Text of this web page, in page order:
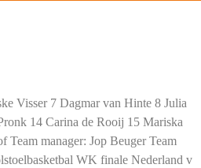
Visser 7 Dagmar van Hinte 8 Julia
14 Carina de Rooij 15 Mariska
manager: Jop Beuger Team
WK finale Nederland v